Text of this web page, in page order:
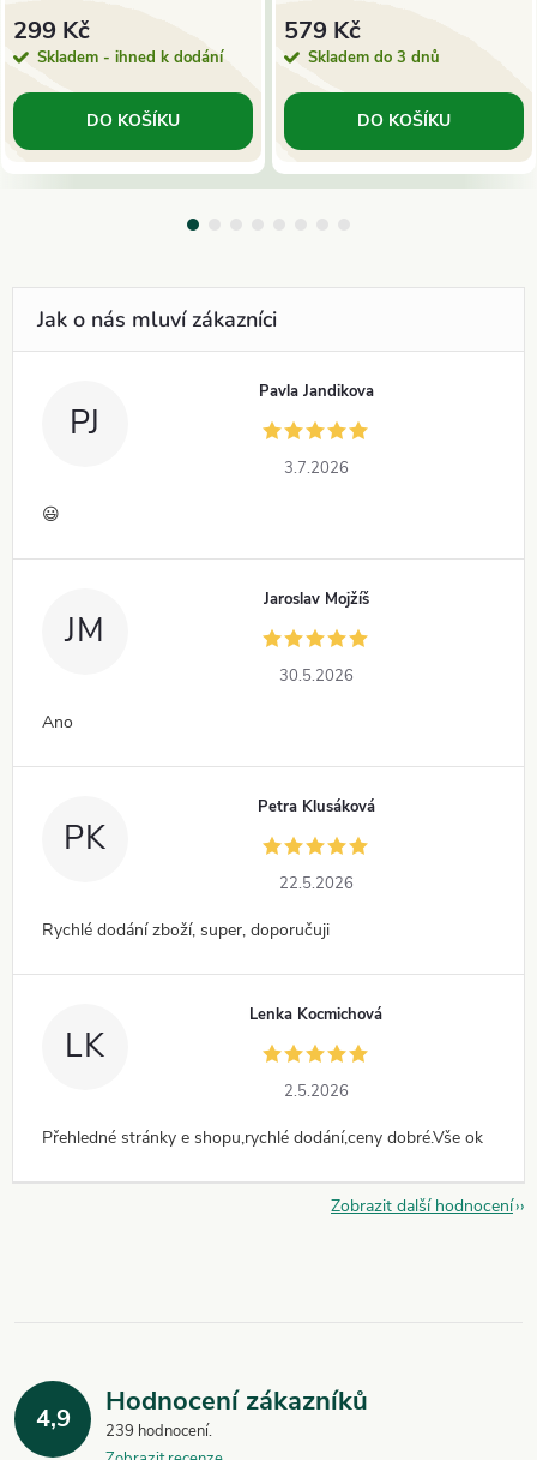
299 Kč
Skladem - ihned k dodání
DO KOŠÍKU
579 Kč
Skladem do 3 dnů
DO KOŠÍKU
PJ
Pavla Jandikova
3.7.2026
😃
JM
Jaroslav Mojžíš
30.5.2026
Ano
PK
Petra Klusáková
22.5.2026
Rychlé dodání zboží, super, doporučuji
LK
Lenka Kocmichová
2.5.2026
Přehledné stránky e shopu,rychlé dodání,ceny dobré.Vše ok
Zobrazit další hodnocení
4,9 Hodnocení zákazníků
239 hodnocení